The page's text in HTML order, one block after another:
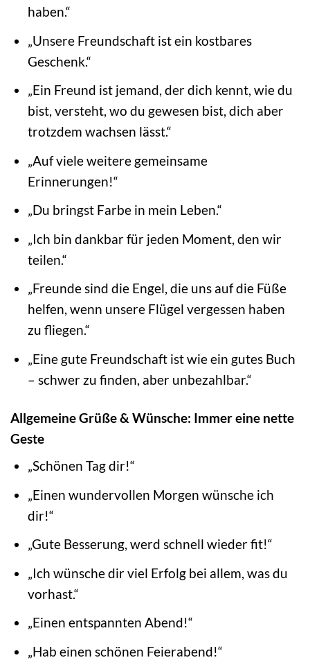
haben.“
„Unsere Freundschaft ist ein kostbares
Geschenk.“
„Ein Freund ist jemand, der dich kennt, wie du
bist, versteht, wo du gewesen bist, dich aber
trotzdem wachsen lässt.“
„Auf viele weitere gemeinsame
Erinnerungen!“
„Du bringst Farbe in mein Leben.“
„Ich bin dankbar für jeden Moment, den wir
teilen.“
„Freunde sind die Engel, die uns auf die Füße
helfen, wenn unsere Flügel vergessen haben
zu fliegen.“
„Eine gute Freundschaft ist wie ein gutes Buch
– schwer zu finden, aber unbezahlbar.“
Allgemeine Grüße & Wünsche: Immer eine nette
Geste
„Schönen Tag dir!“
„Einen wundervollen Morgen wünsche ich
dir!“
„Gute Besserung, werd schnell wieder fit!“
„Ich wünsche dir viel Erfolg bei allem, was du
vorhast.“
„Einen entspannten Abend!“
„Hab einen schönen Feierabend!“